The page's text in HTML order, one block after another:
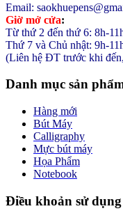
Email:
Giờ mở cửa:
Từ thứ 2 đến thứ 6: 8h-
Thứ 7 và Chủ nhật: 9h-
(Liên hệ ĐT trước khi
Danh mục sản
Hàng mới
Bút Máy
Calligraphy
Mực bút máy
Họa Phẩm
Notebook
Điều khoản sử dụng